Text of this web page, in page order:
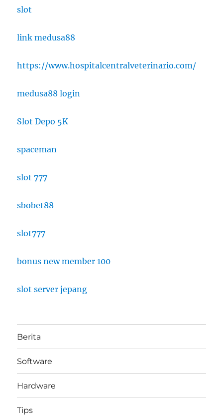
slot
link medusa88
https://www.hospitalcentralveterinario.com/
medusa88 login
Slot Depo 5K
spaceman
slot 777
sbobet88
slot777
bonus new member 100
slot server jepang
Berita
Software
Hardware
Tips